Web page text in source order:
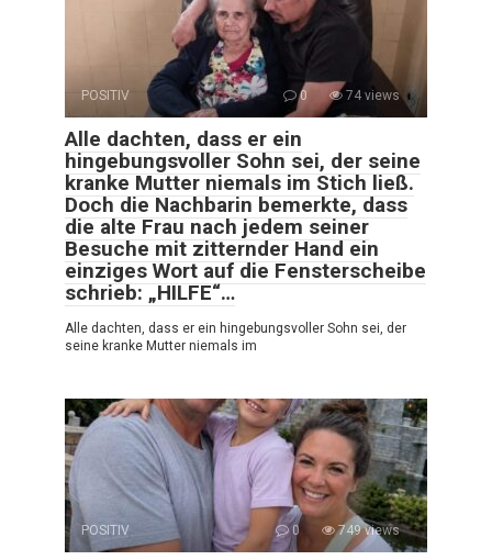
POSITIV 0 74 views
Alle dachten, dass er ein
hingebungsvoller Sohn sei, der seine
kranke Mutter niemals im Stich ließ.
Doch die Nachbarin bemerkte, dass
die alte Frau nach jedem seiner
Besuche mit zitternder Hand ein
einziges Wort auf die Fensterscheibe
schrieb: „HILFE“…
Alle dachten, dass er ein hingebungsvoller Sohn sei, der
seine kranke Mutter niemals im
POSITIV 0 749 views